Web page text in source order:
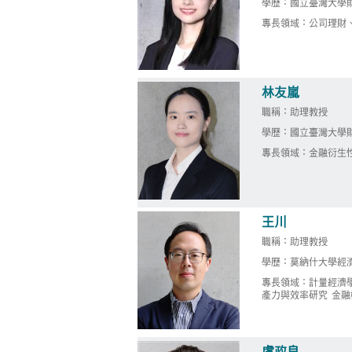
學歷：國立臺灣大學
專長領域：公司理財
林友嵐
職稱：助理教授
學歷：國立臺灣大學
專長領域：金融衍生
王川
職稱：助理教授
學歷：莫納什大學經
專長領域：計量經濟
產力與效率研究 金融